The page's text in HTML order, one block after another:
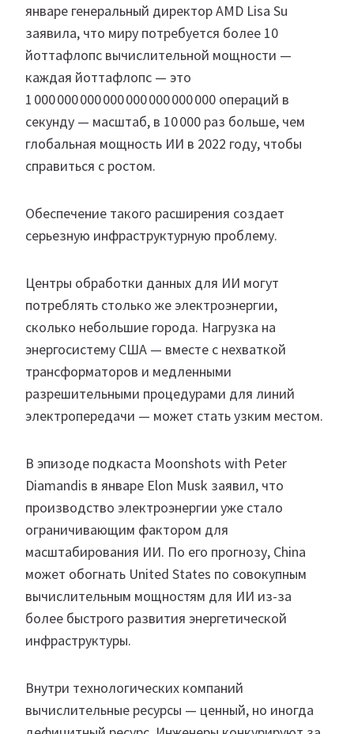
январе генеральный директор AMD Lisa Su
заявила, что миру потребуется более 10
йоттафлопс вычислительной мощности —
каждая йоттафлопс — это
1 000 000 000 000 000 000 000 000 операций в
секунду — масштаб, в 10 000 раз больше, чем
глобальная мощность ИИ в 2022 году, чтобы
справиться с ростом.
Обеспечение такого расширения создает
серьезную инфраструктурную проблему.
Центры обработки данных для ИИ могут
потреблять столько же электроэнергии,
сколько небольшие города. Нагрузка на
энергосистему США — вместе с нехваткой
трансформаторов и медленными
разрешительными процедурами для линий
электропередачи — может стать узким местом.
В эпизоде подкаста Moonshots with Peter
Diamandis в январе Elon Musk заявил, что
производство электроэнергии уже стало
ограничивающим фактором для
масштабирования ИИ. По его прогнозу, China
может обогнать United States по совокупным
вычислительным мощностям для ИИ из-за
более быстрого развития энергетической
инфраструктуры.
Внутри технологических компаний
вычислительные ресурсы — ценный, но иногда